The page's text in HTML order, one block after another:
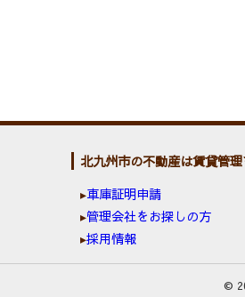
北九州市の不動産は賃貸管
車庫証明申請
管理会社をお探しの方
採用情報
©